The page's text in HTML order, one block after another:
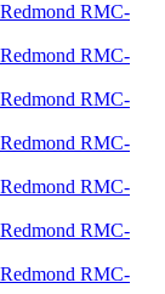
RMC-
RMC-
RMC-
RMC-
RMC-
RMC-
RMC-